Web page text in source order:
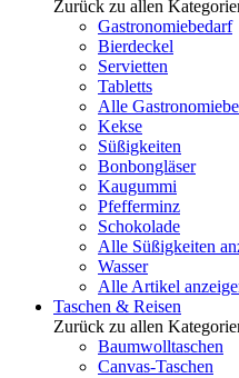
Zurück zu allen
Gastronomiebedarf
Bierdeckel
Servietten
Tabletts
Alle
Kekse
Süßigkeiten
Bonbongläser
Kaugummi
Pfefferminz
Schokolade
Alle Süßigkeiten
Wasser
Alle Artikel
Taschen & Reisen
Zurück zu allen
Baumwolltaschen
Canvas-Taschen